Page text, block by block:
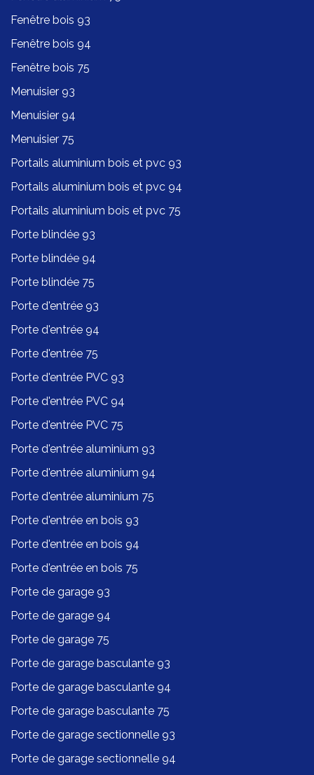
Fenêtre bois 93
Fenêtre bois 94
Fenêtre bois 75
Menuisier 93
Menuisier 94
Menuisier 75
Portails aluminium bois et pvc 93
Portails aluminium bois et pvc 94
Portails aluminium bois et pvc 75
Porte blindée 93
Porte blindée 94
Porte blindée 75
Porte d'entrée 93
Porte d'entrée 94
Porte d'entrée 75
Porte d'entrée PVC 93
Porte d'entrée PVC 94
Porte d'entrée PVC 75
Porte d'entrée aluminium 93
Porte d'entrée aluminium 94
Porte d'entrée aluminium 75
Porte d'entrée en bois 93
Porte d'entrée en bois 94
Porte d'entrée en bois 75
Porte de garage 93
Porte de garage 94
Porte de garage 75
Porte de garage basculante 93
Porte de garage basculante 94
Porte de garage basculante 75
Porte de garage sectionnelle 93
Porte de garage sectionnelle 94